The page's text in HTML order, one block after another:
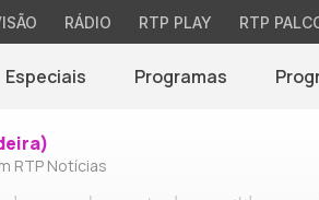
RÁDIO RTP PLAY RTP
Especiais Programas
RTP Notícias